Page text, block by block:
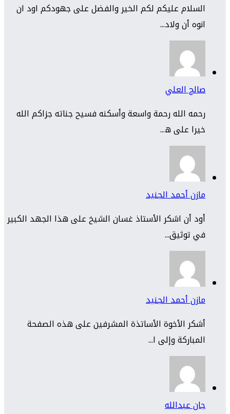
السلام عليكم لكم الخير والفضل على جهودكم اود ان
انوه أن ولاد...
صالح العلي
رحمه الله رحمة واسعة وأسكنه فسيح جناته جزاكم الله
خيرا على ه...
مازن أحمد الجنيد
أود أن اشكر الأستاذ غسان الشيخ على هذا الجهد الكبير
في توثيق...
مازن أحمد الجنيد
أشكر الأخوة الأساتذة المشرفين على هذه الصفحة
المباركة وإلى ا...
جان عبدالله